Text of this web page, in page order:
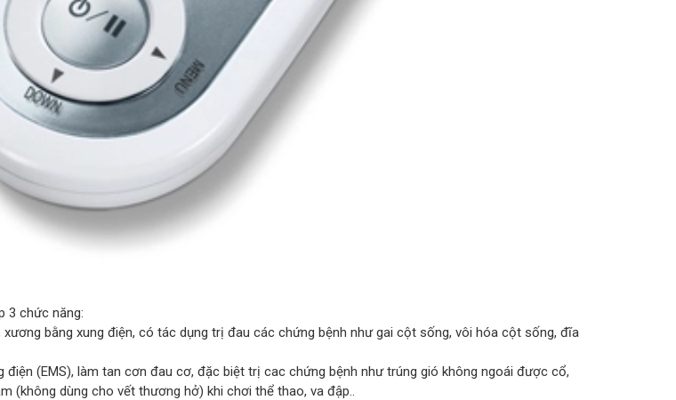
3 chức năng:
xương bằng xung điện, có tác dụng trị đau các chứng bệnh như gai cột sống, vôi hóa cột sống, đĩa
điện (EMS), làm tan cơn đau cơ, đặc biệt trị cac chứng bệnh như trúng gió không ngoái được cổ,
(không dùng cho vết thương hở) khi chơi thể thao, va đập..